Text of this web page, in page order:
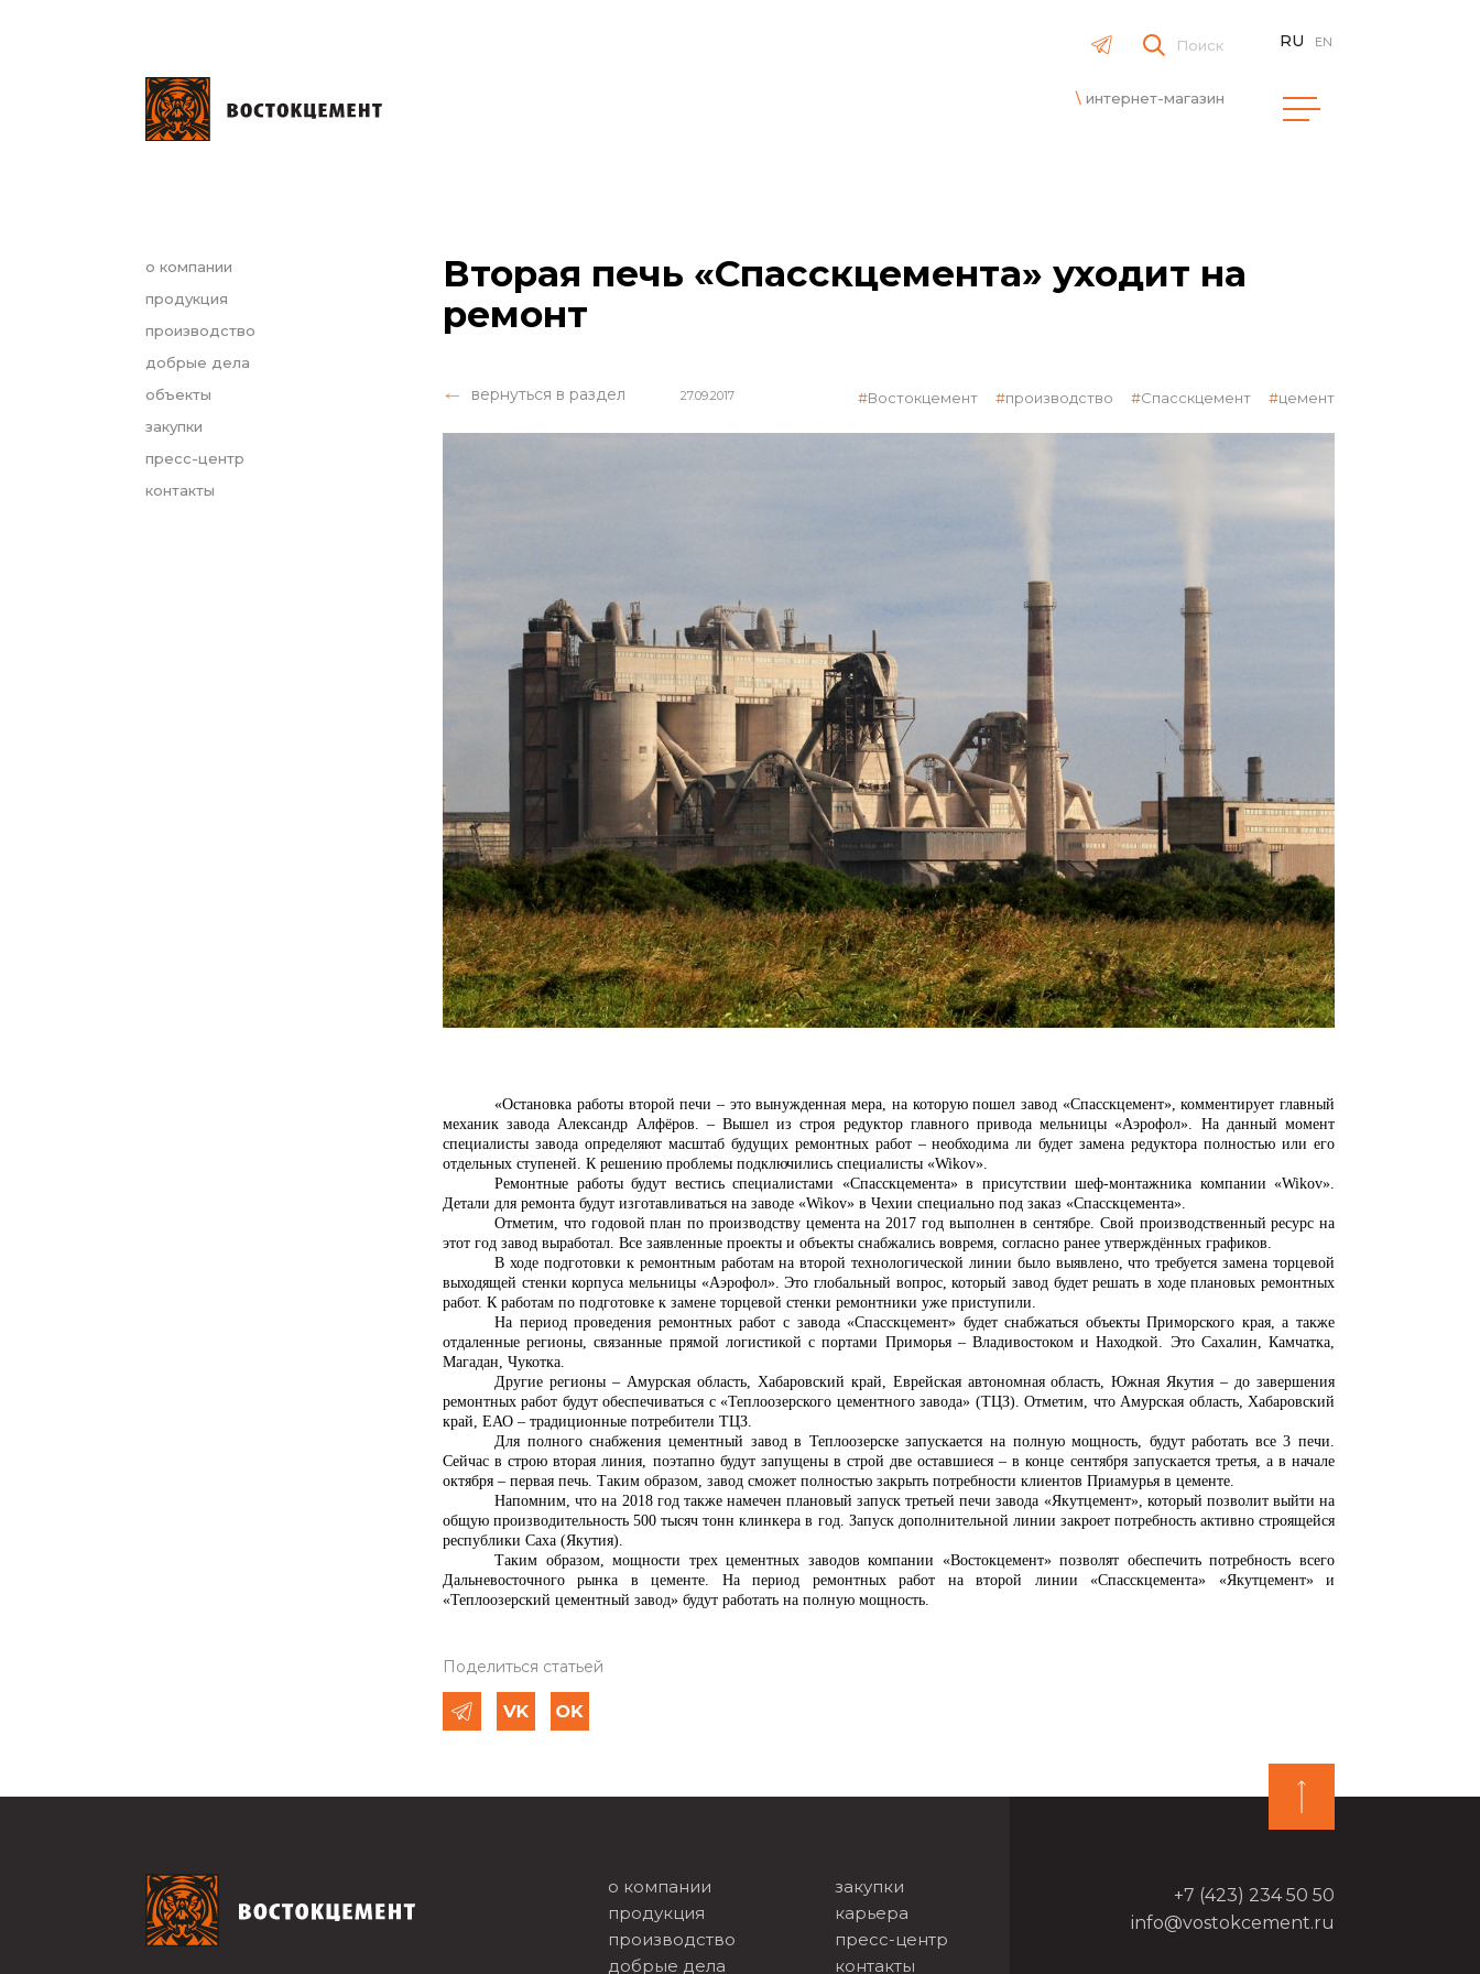
Поиск
интернет-магазин
RU EN
о компании
продукция
производство
добрые дела
объекты
закупки
пресс-центр
контакты
Вторая печь «Спасскцемента» уходит на
ремонт
вернуться в раздел 27.09.2017 Востокцемент производство Спасскцемент цемент
«Остановка работы второй печи – это вынужденная мера, на которую пошел завод «Спасскцемент», комментирует главный
механик завода Александр Алфёров. – Вышел из строя редуктор главного привода мельницы «Аэрофол». На данный момент
специалисты завода определяют масштаб будущих ремонтных работ – необходима ли будет замена редуктора полностью или его
отдельных ступеней. К решению проблемы подключились специалисты «Wikov».
Ремонтные работы будут вестись специалистами «Спасскцемента» в присутствии шеф-монтажника компании «Wikov».
Детали для ремонта будут изготавливаться на заводе «Wikov» в Чехии специально под заказ «Спасскцемента».
Отметим, что годовой план по производству цемента на 2017 год выполнен в сентябре. Свой производственный ресурс на
этот год завод выработал. Все заявленные проекты и объекты снабжались вовремя, согласно ранее утверждённых графиков.
В ходе подготовки к ремонтным работам на второй технологической линии было выявлено, что требуется замена торцевой
выходящей стенки корпуса мельницы «Аэрофол». Это глобальный вопрос, который завод будет решать в ходе плановых ремонтных
работ. К работам по подготовке к замене торцевой стенки ремонтники уже приступили.
На период проведения ремонтных работ с завода «Спасскцемент» будет снабжаться объекты Приморского края, а также
отдаленные регионы, связанные прямой логистикой с портами Приморья – Владивостоком и Находкой. Это Сахалин, Камчатка,
Магадан, Чукотка.
Другие регионы – Амурская область, Хабаровский край, Еврейская автономная область, Южная Якутия – до завершения
ремонтных работ будут обеспечиваться с «Теплоозерского цементного завода» (ТЦЗ). Отметим, что Амурская область, Хабаровский
край, ЕАО – традиционные потребители ТЦЗ.
Для полного снабжения цементный завод в Теплоозерске запускается на полную мощность, будут работать все 3 печи.
Сейчас в строю вторая линия, поэтапно будут запущены в строй две оставшиеся – в конце сентября запускается третья, а в начале
октября – первая печь. Таким образом, завод сможет полностью закрыть потребности клиентов Приамурья в цементе.
Напомним, что на 2018 год также намечен плановый запуск третьей печи завода «Якутцемент», который позволит выйти на
общую производительность 500 тысяч тонн клинкера в год. Запуск дополнительной линии закроет потребность активно строящейся
республики Саха (Якутия).
Таким образом, мощности трех цементных заводов компании «Востокцемент» позволят обеспечить потребность всего
Дальневосточного рынка в цементе. На период ремонтных работ на второй линии «Спасскцемента» «Якутцемент» и
«Теплоозерский цементный завод» будут работать на полную мощность.
Поделиться статьей
о компании
продукция
производство
добрые дела
закупки
карьера
пресс-центр
контакты
+7 (423) 234 50 50
info@vostokcement.ru